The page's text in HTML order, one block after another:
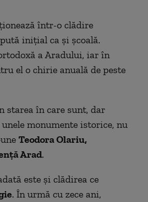
într-o clădire
iniţial ca şi şcoală.
a Aradului, iar în
el o chirie anuală de peste
starea în care sunt, dar
monumente istorice, nu
Teodora Olariu,
Arad.
este şi clădirea ce
. În urmă cu zece ani,